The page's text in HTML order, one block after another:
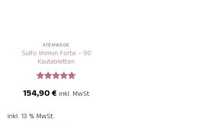
ATEMWEGE
Sulfo Immun Forte – 90
Kautabletten
mit 5von
154,90€ inkl. MwSt
inkl. 13 % MwSt.